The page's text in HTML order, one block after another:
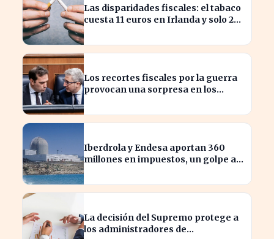
Las disparidades fiscales: el tabaco
cuesta 11 euros en Irlanda y solo 2
Los recortes fiscales por la guerra
provocan una sorpresa en los
Iberdrola y Endesa aportan 360
millones en impuestos, un golpe al
La decisión del Supremo protege a
los administradores de